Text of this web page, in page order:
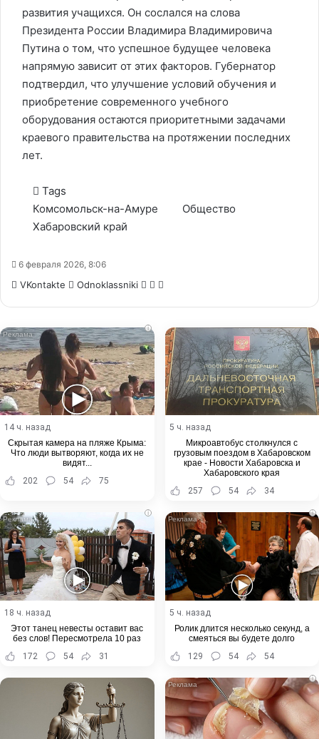
развития учащихся. Он сослался на слова
Президента России Владимира Владимировича
Путина о том, что успешное будущее человека
напрямую зависит от этих факторов. Губернатор
подтвердил, что улучшение условий обучения и
приобретение современного учебного
оборудования остаются приоритетными задачами
краевого правительства на протяжении последних
лет.
Tags
Комсомольск-на-Амуре
Общество
Хабаровский край
6 февраля 2026, 8:06
VKontakte Odnoklassniki WhatsApp
Telegram
i
14 ч. назад
Скрытая камера на пляже Крыма:
Что люди вытворяют, когда их не
видят...
202
54 75
5 ч. назад
Микроавтобус столкнулся с
грузовым поездом в Хабаровском
крае - Новости Хабаровска и
Хабаровского края
257
54 34
i
18 ч. назад
Этот танец невесты оставит вас
без слов! Пересмотрела 10 раз
172
54 31
i
5 ч. назад
Ролик длится несколько секунд, а
смеяться вы будете долго
129
54 54
i